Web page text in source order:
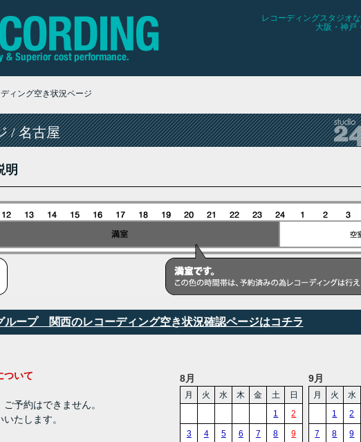
レコーディングスタジオ
大阪・神戸
ィング空き状況ページ
/ 名古屋
明
ループ 関西のレコーディング空き状況確認ページはコチラ
ついて
予約はできません。
たします。
8月
月 火 水 木 金 土
日
1
2
3 4 5 6 7 8 9
9月
月 火 水
1
2
7 8 9